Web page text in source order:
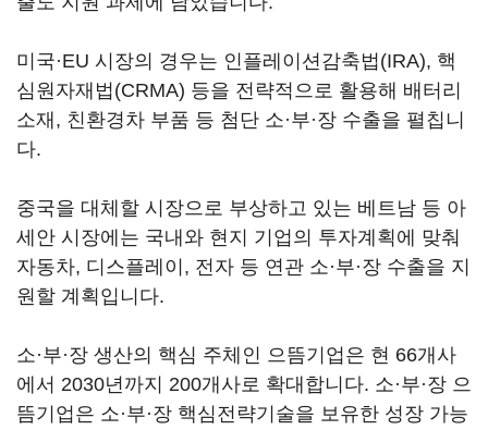
미국·EU 시장의 경우는 인플레이션감축법(IRA), 핵
심원자재법(CRMA) 등을 전략적으로 활용해 배터리
소재, 친환경차 부품 등 첨단 소·부·장 수출을 펼칩니
다.
중국을 대체할 시장으로 부상하고 있는 베트남 등 아
세안 시장에는 국내와 현지 기업의 투자계획에 맞춰
자동차, 디스플레이, 전자 등 연관 소·부·장 수출을 지
원할 계획입니다.
소·부·장 생산의 핵심 주체인 으뜸기업은 현 66개사
에서 2030년까지 200개사로 확대합니다. 소·부·장 으
뜸기업은 소·부·장 핵심전략기술을 보유한 성장 가능